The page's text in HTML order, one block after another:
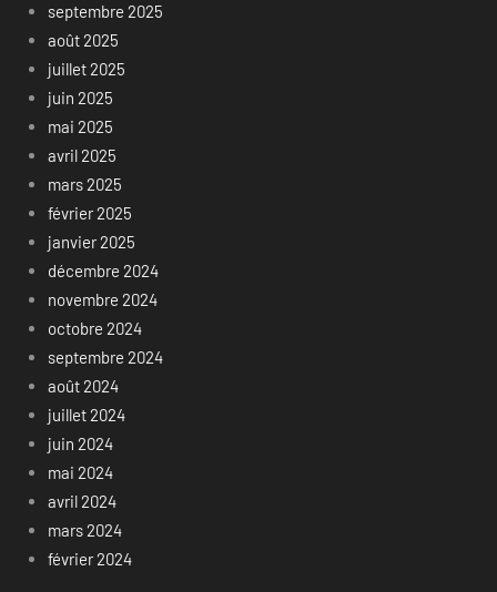
septembre 2025
août 2025
juillet 2025
juin 2025
mai 2025
avril 2025
mars 2025
février 2025
janvier 2025
décembre 2024
novembre 2024
octobre 2024
septembre 2024
août 2024
juillet 2024
juin 2024
mai 2024
avril 2024
mars 2024
février 2024